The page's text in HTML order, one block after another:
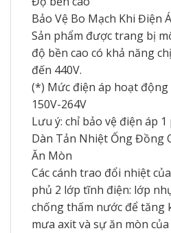
Bảo Vệ Bo Mạch Khi Điện
Sản phẩm được trang bị
độ bền cao có khả năng
đến 440V.
(*) Mức điện áp hoạt động
150V-264V
Lưu ý: chỉ bảo vệ điện áp 1
Dàn Tản Nhiệt Ống Đồng
Ăn Mòn
Các cánh trao đổi nhiệt
phủ 2 lớp tĩnh điện: lớp
chống thấm nước để tăng
mưa axit và sự ăn mòn